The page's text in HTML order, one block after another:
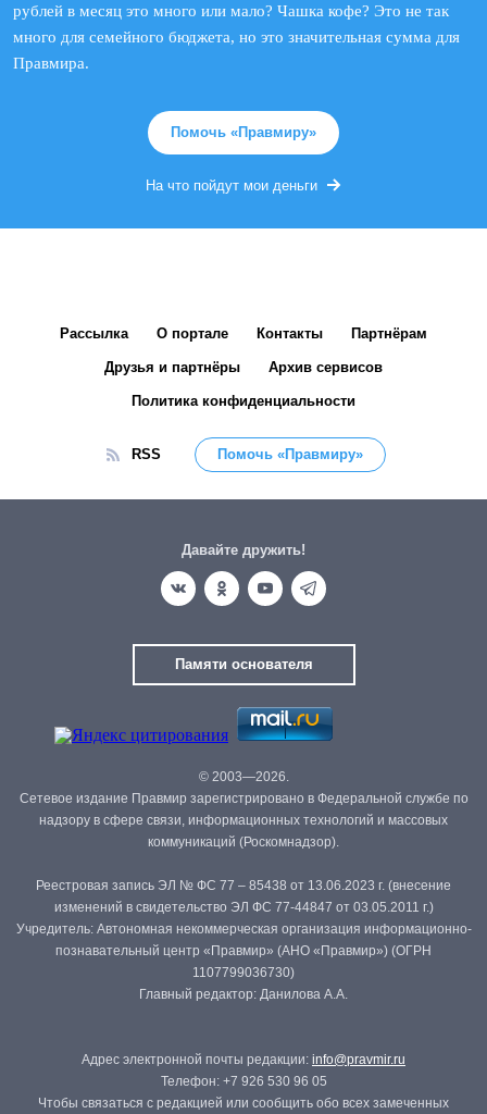
рублей в месяц это много или мало? Чашка кофе? Это не так
много для семейного бюджета, но это значительная сумма для
Правмира.
Помочь «Правмиру»
На что пойдут мои деньги
Рассылка О портале Контакты Партнёрам
Друзья и партнёры Архив сервисов
Политика конфиденциальности
RSS Помочь «Правмиру»
Давайте дружить!
Памяти основателя
© 2003—2026.
Сетевое издание Правмир зарегистрировано в Федеральной службе по
надзору в сфере связи, информационных технологий и массовых
коммуникаций (Роскомнадзор).
Реестровая запись ЭЛ № ФС 77 – 85438 от 13.06.2023 г. (внесение
изменений в свидетельство ЭЛ ФС 77-44847 от 03.05.2011 г.)
Учредитель: Автономная некоммерческая организация информационно-
познавательный центр «Правмир» (АНО «Правмир») (ОГРН
1107799036730)
Главный редактор: Данилова А.А.
Адрес электронной почты редакции: info@pravmir.ru
Телефон: +7 926 530 96 05
Чтобы связаться с редакцией или сообщить обо всех замеченных